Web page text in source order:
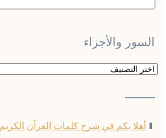
السور والأجزاء
السور
——–
أهلا بكم في شرح كلمات القرآن الكريم